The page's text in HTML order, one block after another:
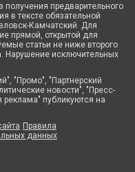
получения предварительного
в тексте обязательной
Камчатский. Для
прямой, открытой для
статьи не ниже второго
Нарушение исключительных
"Промо", "Партнерский
новости", "Пресс-
реклама" публикуются на
Правила
данных